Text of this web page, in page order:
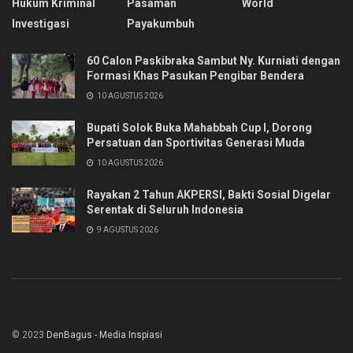
Hukum Kriminal
Investigasi
Pasaman
Payakumbuh
World
60 Calon Paskibraka Sambut Ny. Kurniati dengan
Formasi Khas Pasukan Pengibar Bendera
10 AGUSTUS 2026
Bupati Solok Buka Mahabbah Cup I, Dorong
Persatuan dan Sportivitas Generasi Muda
10 AGUSTUS 2026
Rayakan 2 Tahun AKPERSI, Bakti Sosial Digelar
Serentak di Seluruh Indonesia
9 AGUSTUS 2026
© 2023 DenBagus - Media Inspiasi